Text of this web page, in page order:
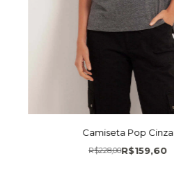
Camiseta Pop Cinza
R$159,60
R$228,00